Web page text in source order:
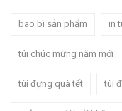
bao bì sản phẩm in
túi chúc mừng năm mới
túi đựng quà tết túi